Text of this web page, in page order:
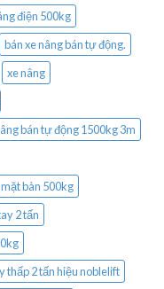
điện 500kg
bán xe nâng bán tự động.
xe nâng
bán tự động 1500kg 3m
bàn 500kg
2 tấn
thấp 2 tấn hiệu noblelift